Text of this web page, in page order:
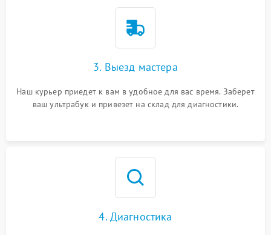
3. Выезд мастера
Наш курьер приедет к вам в удобное для вас время. Заберет
ваш ультрабук и привезет на склад для диагностики.
4. Диагностика